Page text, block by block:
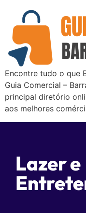
Encontre tudo o que
Guia Comercial –
principal diretório
aos melhores
Lazer e